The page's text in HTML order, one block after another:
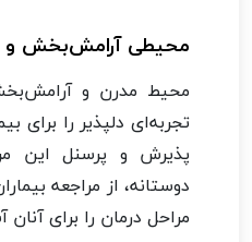
محیطی آرامش‌بخش و
محیط مدرن و
تجربه‌ای دلپذیر را برای
پذیرش و پرسنل این
دوستانه، از مراجعه
مراحل درمان را برای